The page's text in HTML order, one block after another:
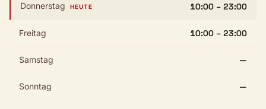
Donnerstag HEUTE 10:00 – 23:00
Freitag 10:00 – 23:00
Samstag —
Sonntag —